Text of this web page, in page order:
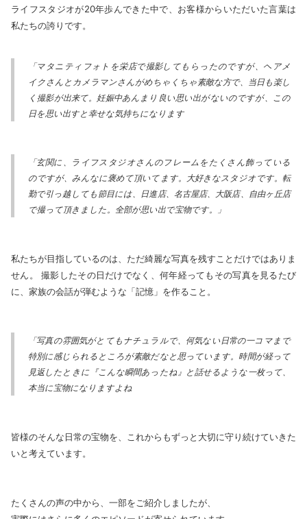
ライフスタジオが20年歩んできた中で、お客様からいただいた言葉は
私たちの誇りです。
「マタニティフォトを栄店で撮影してもらったのですが、ヘアメ
イクさんとカメラマンさんがめちゃくちゃ素敵な方で、当日も楽し
く撮影が出来て。妊娠中あんまり良い思い出がないのですが、この
日を思い出すと幸せな気持ちになります
「玄関に、ライフスタジオさんのフレームをたくさん飾っている
のですが、みんなに褒めて頂いてます。大好きなスタジオです。転
勤で引っ越しても節目には、日進店、名古屋店、大阪店、自由ヶ丘店
で撮って頂きました。全部が思い出で宝物です。」
私たちが目指しているのは、ただ綺麗な写真を残すことだけではありま
せん。 撮影したその日だけでなく、何年経ってもその写真を見るたび
に、家族の会話が弾むような「記憶」を作ること。
「写真の雰囲気がとてもナチュラルで、何気ない日常の一コマまで
特別に感じられるところが素敵だなと思っています。時間が経って
見返したときに『こんな瞬間あったね』と話せるような一枚って、
本当に宝物になりますよね
皆様のそんな日常の宝物を、これからもずっと大切に守り続けていきた
いと考えています。
たくさんの声の中から、一部をご紹介しましたが、